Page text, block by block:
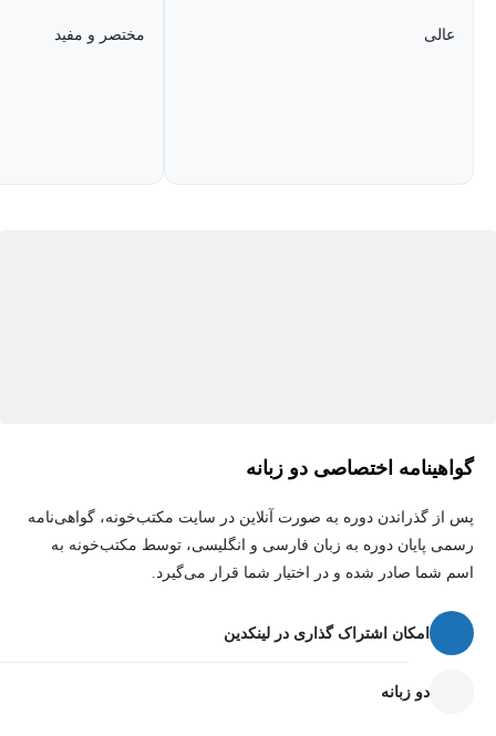
عالی مختصر و مفید
گواهینامه اختصاصی دو زبانه
پس از گذراندن دوره به صورت آنلاین در سایت مکتب‌خونه، گواهی‌نامه
رسمی پایان دوره به زبان فارسی و انگلیسی، توسط مکتب‌خونه به
اسم شما صادر شده و در اختیار شما قرار می‌گیرد.
امکان اشتراک گذاری در لینکدین
دو زبانه